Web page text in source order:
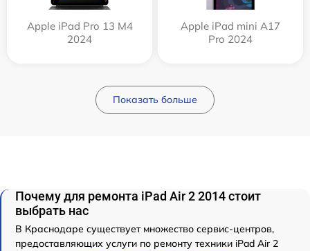
Apple iPad Pro 13 M4
2024
Apple iPad mini A17
Pro 2024
Показать больше
Почему для ремонта iPad Air 2 2014 стоит
выбрать нас
В Краснодаре существует множество сервис-центров,
предоставляющих услуги по ремонту техники iPad Air 2